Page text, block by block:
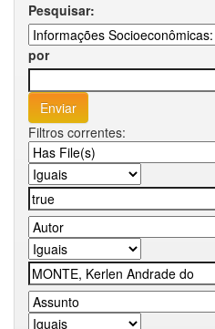
Pesquisar:
por
Filtros correntes: